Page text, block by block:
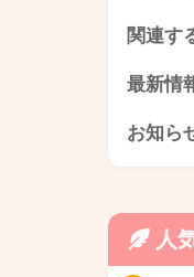
関連す
最新情
お知ら
人